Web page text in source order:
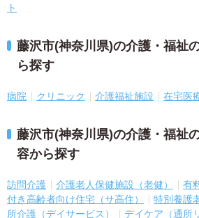
ト
藤沢市(神奈川県)の介護・福祉
ら探す
病院 クリニック 介護福祉施設 在宅医
藤沢市(神奈川県)の介護・福祉
容から探す
訪問介護 介護老人保健施設（老健） 有
付き高齢者向け住宅（サ高住）
特別養護
所介護（デイサービス）
デイケア（通所